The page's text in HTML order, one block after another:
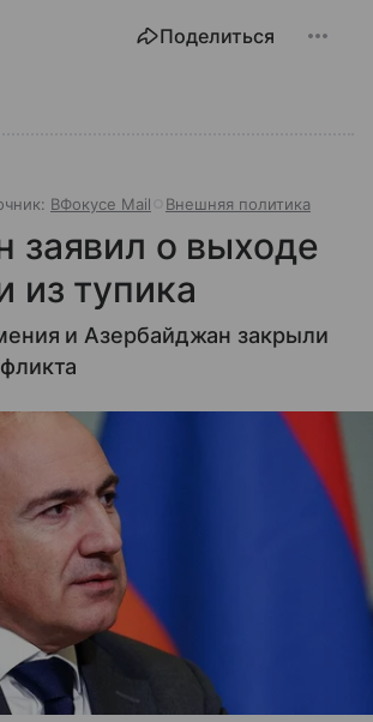
Поделиться
ВФокусе Mail Внешняя политика
заявил о выходе
из тупика
и Азербайджан закрыли